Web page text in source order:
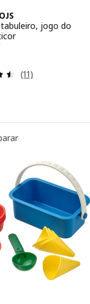
Total de
jogo do
16,99€
Avaliação: 4.5
(11)